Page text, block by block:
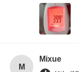
M
Mixue